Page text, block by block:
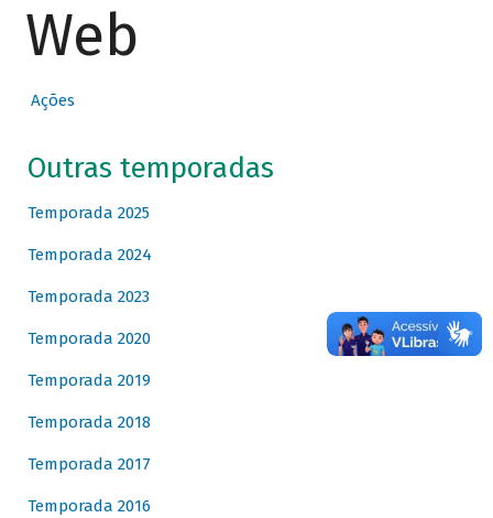
Web
Ações
Outras temporadas
Temporada 2025
Temporada 2024
Temporada 2023
Temporada 2020
Temporada 2019
Temporada 2018
Temporada 2017
Temporada 2016